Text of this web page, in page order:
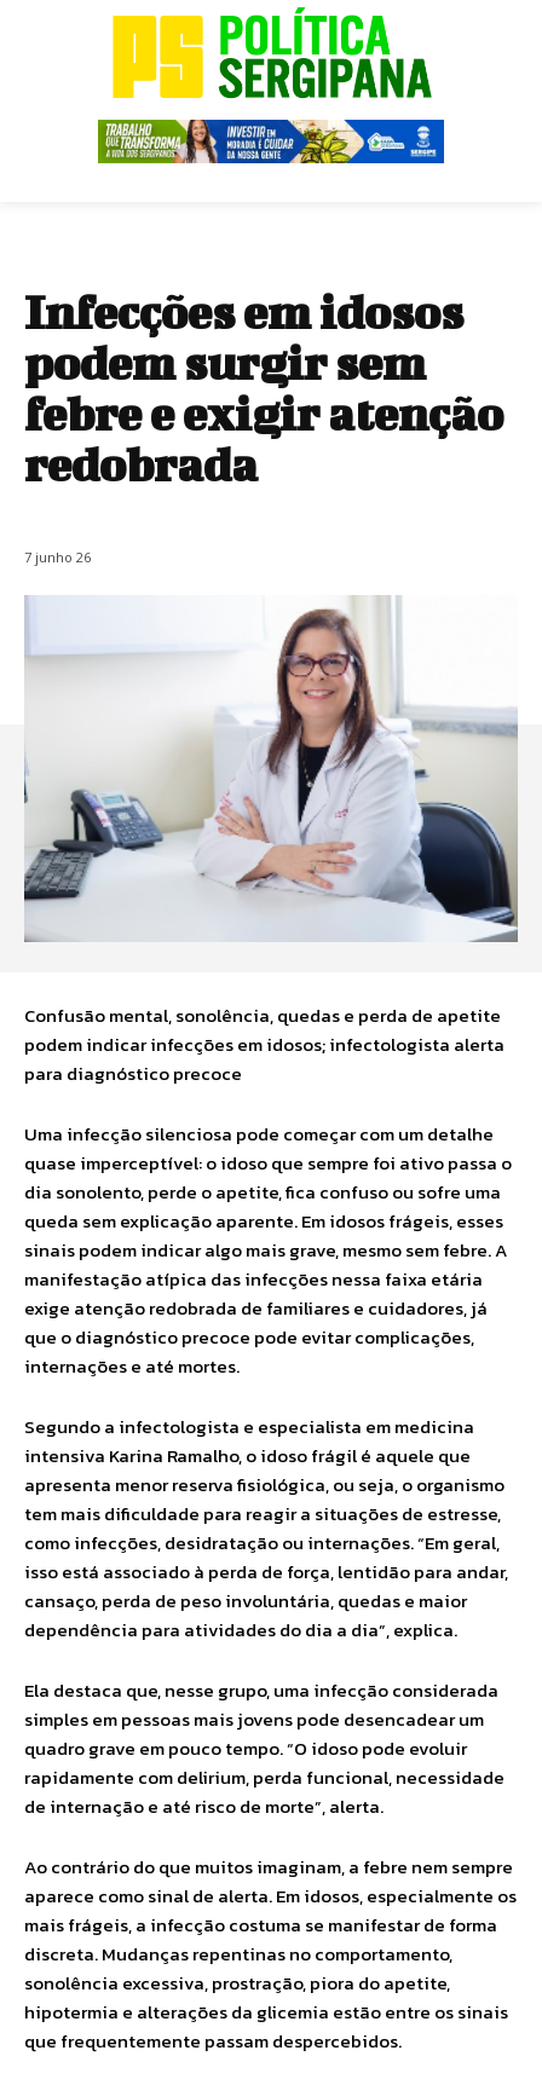
Infecções em idosos
podem surgir sem
febre e exigir atenção
redobrada
7 junho 26
Confusão mental, sonolência, quedas e perda de apetite
podem indicar infecções em idosos; infectologista alerta
para diagnóstico precoce
Uma infecção silenciosa pode começar com um detalhe
quase imperceptível: o idoso que sempre foi ativo passa o
dia sonolento, perde o apetite, fica confuso ou sofre uma
queda sem explicação aparente. Em idosos frágeis, esses
sinais podem indicar algo mais grave, mesmo sem febre. A
manifestação atípica das infecções nessa faixa etária
exige atenção redobrada de familiares e cuidadores, já
que o diagnóstico precoce pode evitar complicações,
internações e até mortes.
Segundo a infectologista e especialista em medicina
intensiva Karina Ramalho, o idoso frágil é aquele que
apresenta menor reserva fisiológica, ou seja, o organismo
tem mais dificuldade para reagir a situações de estresse,
como infecções, desidratação ou internações. “Em geral,
isso está associado à perda de força, lentidão para andar,
cansaço, perda de peso involuntária, quedas e maior
dependência para atividades do dia a dia”, explica.
Ela destaca que, nesse grupo, uma infecção considerada
simples em pessoas mais jovens pode desencadear um
quadro grave em pouco tempo. “O idoso pode evoluir
rapidamente com delirium, perda funcional, necessidade
de internação e até risco de morte”, alerta.
Ao contrário do que muitos imaginam, a febre nem sempre
aparece como sinal de alerta. Em idosos, especialmente os
mais frágeis, a infecção costuma se manifestar de forma
discreta. Mudanças repentinas no comportamento,
sonolência excessiva, prostração, piora do apetite,
hipotermia e alterações da glicemia estão entre os sinais
que frequentemente passam despercebidos.